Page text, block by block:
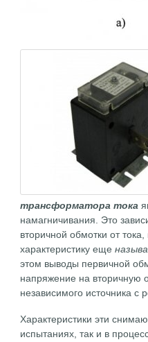
трансформатора тока
намагничивания. Это
вторичной обмотки от
характеристику еще
этом выводы первичной
напряжение на вторичную
независимого источника с
Характеристики эти
испытаниях, так и в